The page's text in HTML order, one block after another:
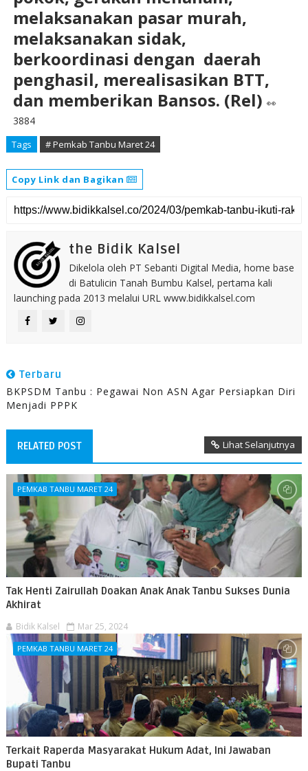
melaksanakan pasar murah,
melaksanakan sidak,
berkoordinasi dengan daerah
penghasil, merealisasikan BTT,
dan memberikan Bansos. (Rel) 👀
3884
Tags # Pemkab Tanbu Maret 24
Copy Link dan Bagikan
the Bidik Kalsel
Dikelola oleh PT Sebanti Digital Media, home base
di Batulicin Tanah Bumbu Kalsel, pertama kali
launching pada 2013 melalui URL www.bidikkalsel.com
Terbaru
BKPSDM Tanbu : Pegawai Non ASN Agar Persiapkan Diri
Menjadi PPPK
RELATED POST Lihat Selanjutnya
PEMKAB TANBU MARET 24
Tak Henti Zairullah Doakan Anak Anak Tanbu Sukses Dunia
Akhirat
Bidik Kalsel Mar 25, 2024
PEMKAB TANBU MARET 24
Terkait Raperda Masyarakat Hukum Adat, Ini Jawaban
Bupati Tanbu